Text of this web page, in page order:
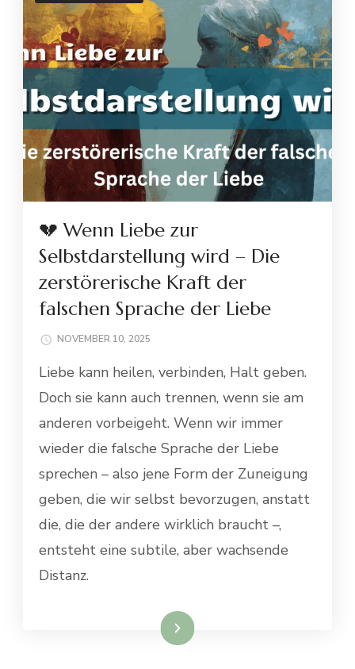
💔 Wenn Liebe zur
Selbstdarstellung wird – Die
zerstörerische Kraft der
falschen Sprache der Liebe
NOVEMBER 10, 2025
Liebe kann heilen, verbinden, Halt geben.
Doch sie kann auch trennen, wenn sie am
anderen vorbeigeht. Wenn wir immer
wieder die falsche Sprache der Liebe
sprechen – also jene Form der Zuneigung
geben, die wir selbst bevorzugen, anstatt
die, die der andere wirklich braucht –,
entsteht eine subtile, aber wachsende
Distanz.
Weiterlesen